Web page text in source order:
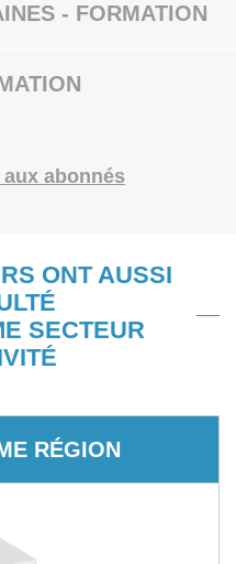
- FORMATION
abonnés
ONT AUSSI
SECTEUR
RÉGION